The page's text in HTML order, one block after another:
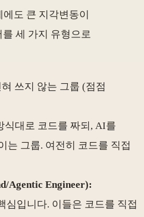
도 큰 지각변동이
세 가지 유형으로
쓰지 않는 그룹 (점점
식대로 코드를 짜되, AI를
는 그룹. 여전히 코드를 직접
Agentic Engineer):
심입니다. 이들은 코드를 직접